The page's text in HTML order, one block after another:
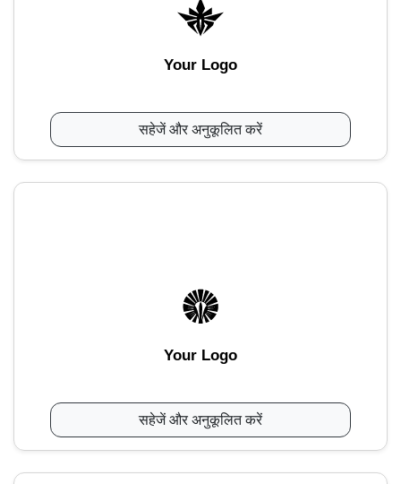
Your Logo
सहेजें और अनुकूलित करें
Your Logo
सहेजें और अनुकूलित करें